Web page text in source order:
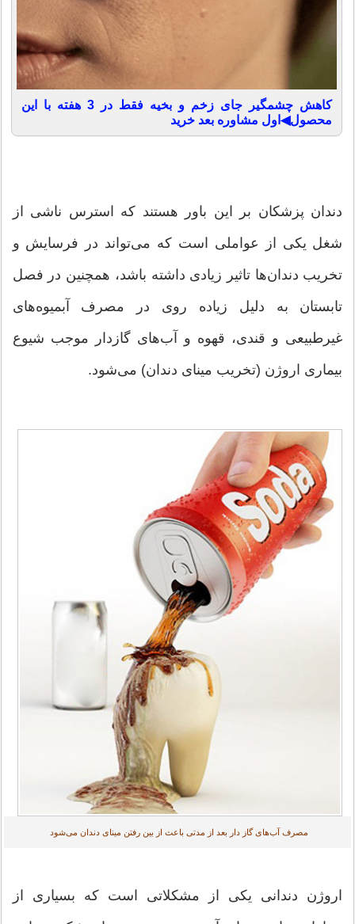
کاهش چشمگیر جای زخم و بخیه فقط در 3 هفته با این
محصول◀اول مشاوره بعد خرید
دندان پزشکان بر این باور هستند که استرس ناشی از
شغل یکی از عواملی است که می‌تواند در فرسایش و
تخریب دندان‌ها تاثیر زیادی داشته باشد، همچنین در فصل
تابستان به دلیل زیاده روی در مصرف آبمیوه‌های
غیرطبیعی و قندی، قهوه و آب‌های گازدار موجب شیوع
بیماری اروژن (تخریب مینای دندان) می‌شود.
مصرف آب‌های گاز دار بعد از مدتی باعث از بین رفتن مینای دندان می‌شود
اروژن دندانی یکی از مشکلاتی است که بسیاری از